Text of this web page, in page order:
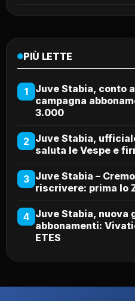
PIÙ LETTE
1
Juve Stabia, conto
campagna
3.000
2 Juve Stabia,
saluta le Vespe e
3 Juve Stabia –
riscrivere: prima lo
4 Juve Stabia, nuova
abbonamenti:
ETES